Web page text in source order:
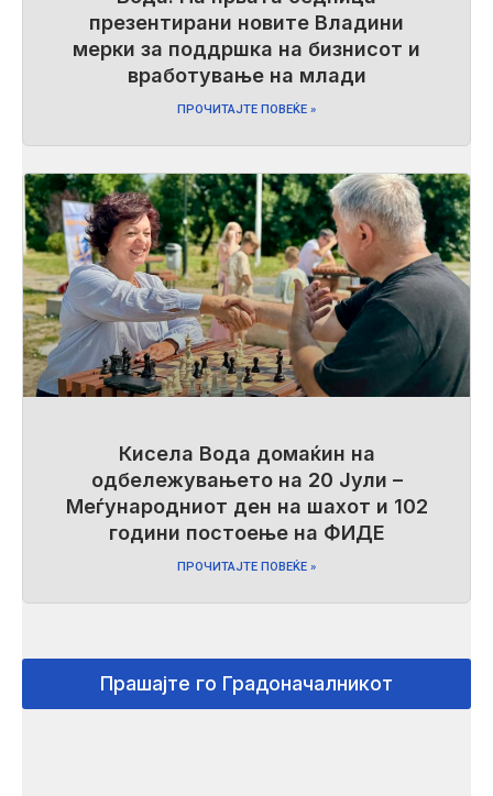
презентирани новите Владини
мерки за поддршка на бизнисот и
вработување на млади
ПРОЧИТАЈТЕ ПОВЕЌЕ »
Кисела Вода домаќин на
одбележувањето на 20 Јули –
Меѓународниот ден на шахот и 102
години постоење на ФИДЕ
ПРОЧИТАЈТЕ ПОВЕЌЕ »
Прашајте го Градоначалникот